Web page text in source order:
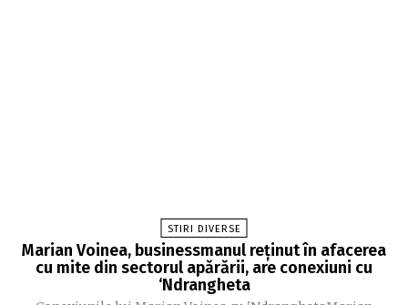
STIRI DIVERSE
Marian Voinea, businessmanul reținut în afacerea
cu mite din sectorul apărării, are conexiuni cu
‘Ndrangheta